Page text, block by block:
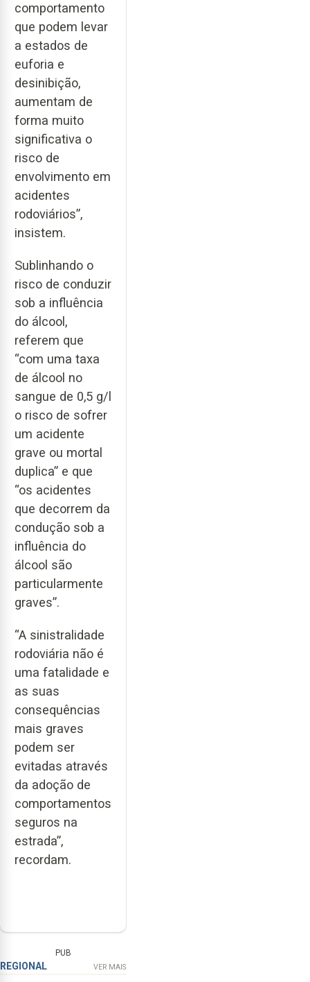
comportamento
que podem levar
a estados de
euforia e
desinibição,
aumentam de
forma muito
significativa o
risco de
envolvimento em
acidentes
rodoviários”,
insistem.
Sublinhando o
risco de conduzir
sob a influência
do álcool,
referem que
“com uma taxa
de álcool no
sangue de 0,5 g/l
o risco de sofrer
um acidente
grave ou mortal
duplica” e que
“os acidentes
que decorrem da
condução sob a
influência do
álcool são
particularmente
graves”.
“A sinistralidade
rodoviária não é
uma fatalidade e
as suas
consequências
mais graves
podem ser
evitadas através
da adoção de
comportamentos
seguros na
estrada”,
recordam.
PUB
REGIONAL VER MAIS